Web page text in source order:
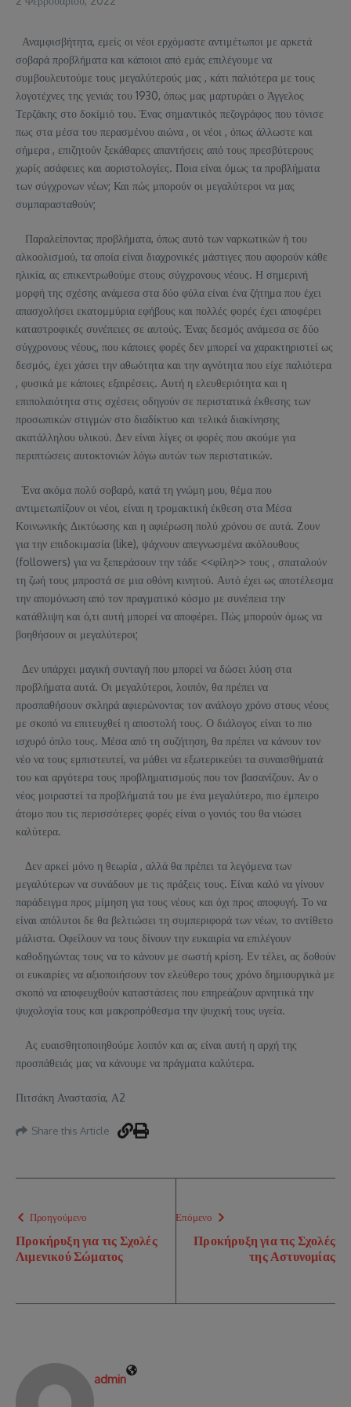
Αναμφισβήτητα, εμείς οι νέοι ερχόμαστε αντιμέτωποι με αρκετά
σοβαρά προβλήματα και κάποιοι από εμάς επιλέγουμε να
συμβουλευτούμε τους μεγαλύτερούς μας , κάτι παλιότερα με τους
λογοτέχνες της γενιάς του 1930, όπως μας μαρτυράει ο Άγγελος
Τερζάκης στο δοκίμιό του. Ένας σημαντικός πεζογράφος που τόνισε
πως στα μέσα του περασμένου αιώνα , οι νέοι , όπως άλλωστε και
σήμερα , επιζητούν ξεκάθαρες απαντήσεις από τους πρεσβύτερους
χωρίς ασάφειες και αοριστολογίες. Ποια είναι όμως τα προβλήματα
των σύγχρονων νέων; Και πώς μπορούν οι μεγαλύτεροι να μας
συμπαρασταθούν;
Παραλείποντας προβλήματα, όπως αυτό των ναρκωτικών ή του
αλκοολισμού, τα οποία είναι διαχρονικές μάστιγες που αφορούν κάθε
ηλικία, ας επικεντρωθούμε στους σύγχρονους νέους. Η σημερινή
μορφή της σχέσης ανάμεσα στα δύο φύλα είναι ένα ζήτημα που έχει
απασχολήσει εκατομμύρια εφήβους και πολλές φορές έχει αποφέρει
καταστροφικές συνέπειες σε αυτούς. Ένας δεσμός ανάμεσα σε δύο
σύγχρονους νέους, που κάποιες φορές δεν μπορεί να χαρακτηριστεί ως
δεσμός, έχει χάσει την αθωότητα και την αγνότητα που είχε παλιότερα
, φυσικά με κάποιες εξαιρέσεις. Αυτή η ελευθεριότητα και η
επιπολαιότητα στις σχέσεις οδηγούν σε περιστατικά έκθεσης των
προσωπικών στιγμών στο διαδίκτυο και τελικά διακίνησης
ακατάλληλου υλικού. Δεν είναι λίγες οι φορές που ακούμε για
περιπτώσεις αυτοκτονιών λόγω αυτών των περιστατικών.
Ένα ακόμα πολύ σοβαρό, κατά τη γνώμη μου, θέμα που
αντιμετωπίζουν οι νέοι, είναι η τρομακτική έκθεση στα Μέσα
Κοινωνικής Δικτύωσης και η αφιέρωση πολύ χρόνου σε αυτά. Ζουν
για την επιδοκιμασία (like), ψάχνουν απεγνωσμένα ακόλουθους
(followers) για να ξεπεράσουν την τάδε <<φίλη>> τους , σπαταλούν
τη ζωή τους μπροστά σε μια οθόνη κινητού. Αυτό έχει ως αποτέλεσμα
την απομόνωση από τον πραγματικό κόσμο με συνέπεια την
κατάθλιψη και ό,τι αυτή μπορεί να αποφέρει. Πώς μπορούν όμως να
βοηθήσουν οι μεγαλύτεροι;
Δεν υπάρχει μαγική συνταγή που μπορεί να δώσει λύση στα
προβλήματα αυτά. Οι μεγαλύτεροι, λοιπόν, θα πρέπει να
προσπαθήσουν σκληρά αφιερώνοντας τον ανάλογο χρόνο στους νέους
με σκοπό να επιτευχθεί η αποστολή τους. Ο διάλογος είναι το πιο
ισχυρό όπλο τους. Μέσα από τη συζήτηση, θα πρέπει να κάνουν τον
νέο να τους εμπιστευτεί, να μάθει να εξωτερικεύει τα συναισθήματά
του και αργότερα τους προβληματισμούς που τον βασανίζουν. Αν ο
νέος μοιραστεί τα προβλήματά του με ένα μεγαλύτερο, πιο έμπειρο
άτομο που τις περισσότερες φορές είναι ο γονιός του θα νιώσει
καλύτερα.
Δεν αρκεί μόνο η θεωρία , αλλά θα πρέπει τα λεγόμενα των
μεγαλύτερων να συνάδουν με τις πράξεις τους. Είναι καλό να γίνουν
παράδειγμα προς μίμηση για τους νέους και όχι προς αποφυγή. Το να
είναι απόλυτοι δε θα βελτιώσει τη συμπεριφορά των νέων, το αντίθετο
μάλιστα. Οφείλουν να τους δίνουν την ευκαιρία να επιλέγουν
καθοδηγώντας τους να το κάνουν με σωστή κρίση. Εν τέλει, ας δοθούν
οι ευκαιρίες να αξιοποιήσουν τον ελεύθερο τους χρόνο δημιουργικά με
σκοπό να αποφευχθούν καταστάσεις που επηρεάζουν αρνητικά την
ψυχολογία τους και μακροπρόθεσμα την ψυχική τους υγεία.
Ας ευαισθητοποιηθούμε λοιπόν και ας είναι αυτή η αρχή της
προσπάθειάς μας να κάνουμε να πράγματα καλύτερα.
Πιτσάκη Αναστασία, Α2
Share this Article
Προηγούμενο
Προκήρυξη για τις Σχολές
Λιμενικού Σώματος
Επόμενο
Προκήρυξη για τις Σχολές
της Αστυνομίας
admin